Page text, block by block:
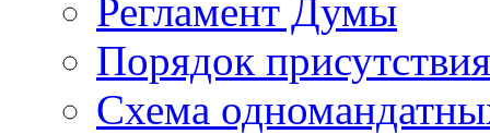
Регламент Думы
Порядок
Схема